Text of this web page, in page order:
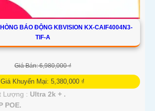
BÁO ĐỘNG KBVISION KX-CAIF4004N3-
TIF-A
Giá Bán: 6,980,000 ₫
Giá Khuyến Mại: 5,380,000 ₫
Lượng : Ultra 2k + .
POE.